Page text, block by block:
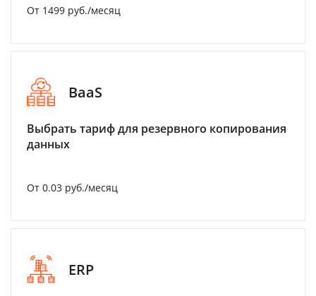
От 1499 руб./месяц
BaaS
Выбрать тариф для резервного копирования
данных
От 0.03 руб./месяц
ERP